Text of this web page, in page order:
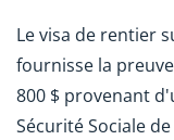
Le visa de rentier
fournisse la
800 $ provenant
Sécurité Sociale